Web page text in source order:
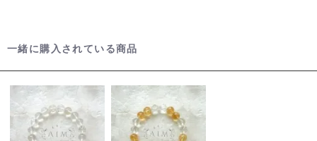
一緒に購入されている商品